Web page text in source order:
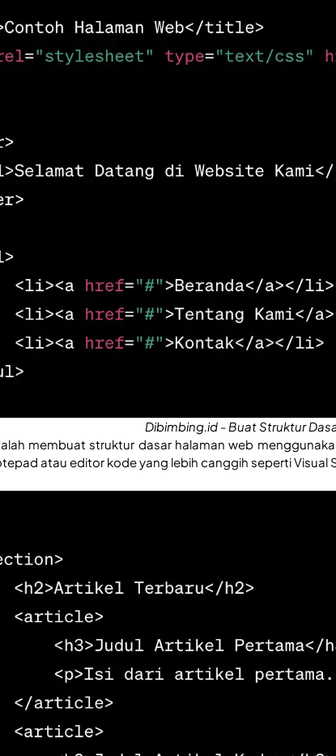
Dibimbing.id - Buat Struktur
membuat struktur dasar halaman web
atau editor kode yang lebih canggih seperti Visual